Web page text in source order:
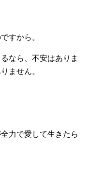
すから。
なら、不安はありま
ません。
力で愛して生きたら